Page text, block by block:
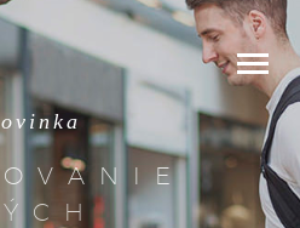
ov inka
O VA N IE
Ý C H